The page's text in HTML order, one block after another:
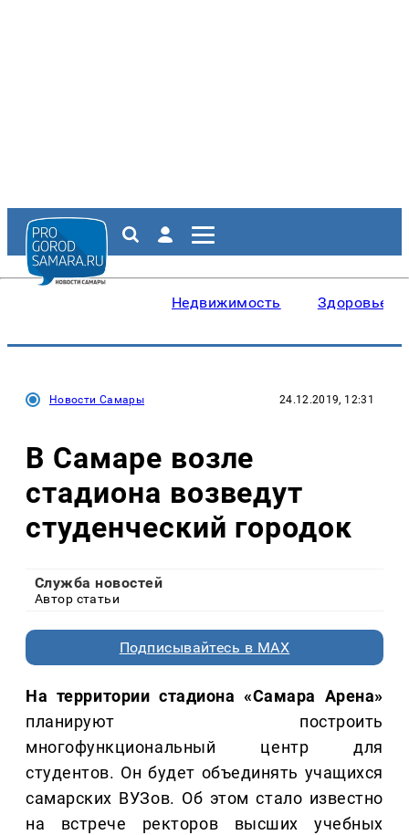
Недвижимость Здоровье
Новости Самары 24.12.2019, 12:31
В Самаре возле
стадиона возведут
студенческий городок
Служба новостей
Автор статьи
Подписывайтесь в MAX
На территории стадиона «Самара Арена»
планируют построить
многофункциональный центр для
студентов. Он будет объединять учащихся
самарских ВУЗов. Об этом стало известно
на встрече ректоров высших учебных